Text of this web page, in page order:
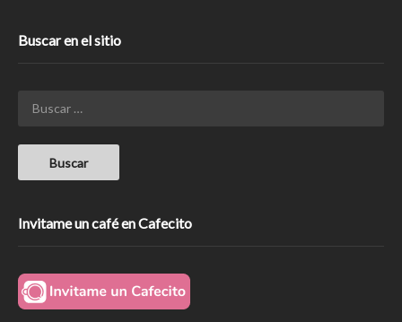
Buscar en el sitio
Invitame un café en Cafecito